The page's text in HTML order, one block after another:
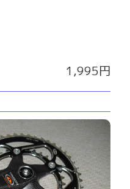
1,995円